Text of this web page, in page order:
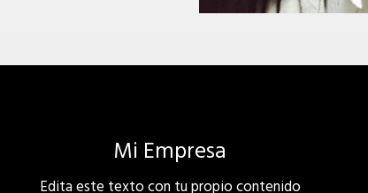
Mi Empresa
Edita este texto con tu propio contenido